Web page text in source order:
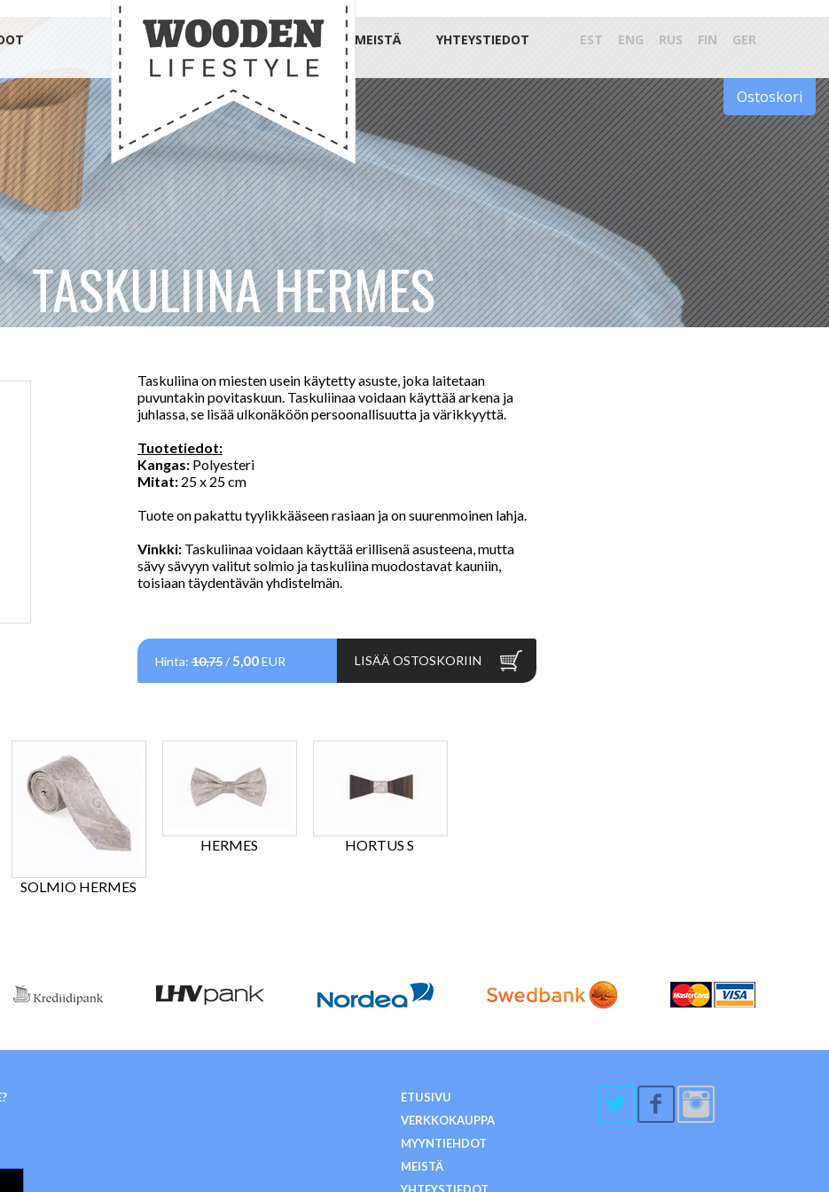
MEISTÄ YHTEYSTIEDOT EST ENG RUS FIN GER
Ostoskori
TASKULIINA HERMES
Taskuliina on miesten usein käytetty asuste, joka laitetaan
puvuntakin povitaskuun. Taskuliinaa voidaan käyttää arkena ja
juhlassa, se lisää ulkonäköön persoonallisuutta ja värikkyyttä.
Tuotetiedot:
Kangas: Polyesteri
Mitat: 25 x 25 cm
Tuote on pakattu tyylikkääseen rasiaan ja on suurenmoinen lahja.
Vinkki: Taskuliinaa voidaan käyttää erillisenä asusteena, mutta
sävy sävyyn valitut solmio ja taskuliina muodostavat kauniin,
toisiaan täydentävän yhdistelmän.
Hinta: 10,75/ 5,00EUR LISÄÄ OSTOSKORIIN
SOLMIO HERMES
HERMES HORTUS S
ETUSIVU
VERKKOKAUPPA
MYYNTIEHDOT
MEISTÄ